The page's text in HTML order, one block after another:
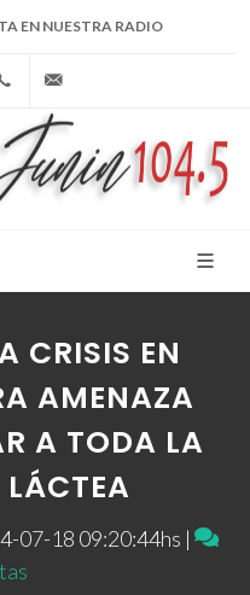
EN NUESTRA RADIO
+54 9 236 465-4833
CRISIS EN
AMENAZA
A TODA LA
07-18 09:20:44hs |